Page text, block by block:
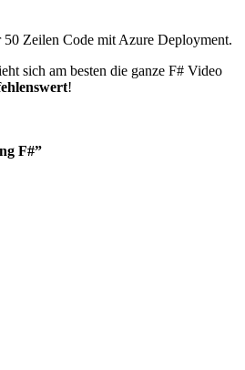
Zeilen Code mit Azure Deployment.
sich am besten die ganze F# Video
!
F#”